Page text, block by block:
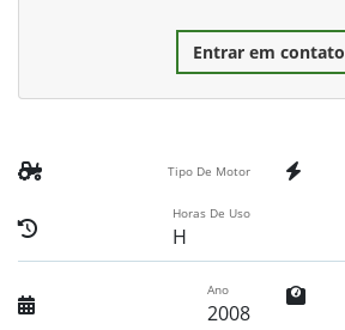
Entrar em contato
Tipo De Motor
Horas De Uso
H
Ano
2008